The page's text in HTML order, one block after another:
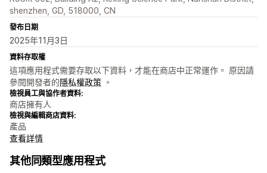
shenzhen, GD, 518000, CN
發布日期
2025年11月3日
資料存取權
這項應用程式需要存取以下資料，才能在商店中正常運作。 原因請
參閱開發者的隱私權政策 。
檢視員工與協作者資料:
商店擁有人
檢視與編輯商店資料:
產品
查看詳情
其他同類型應用程式